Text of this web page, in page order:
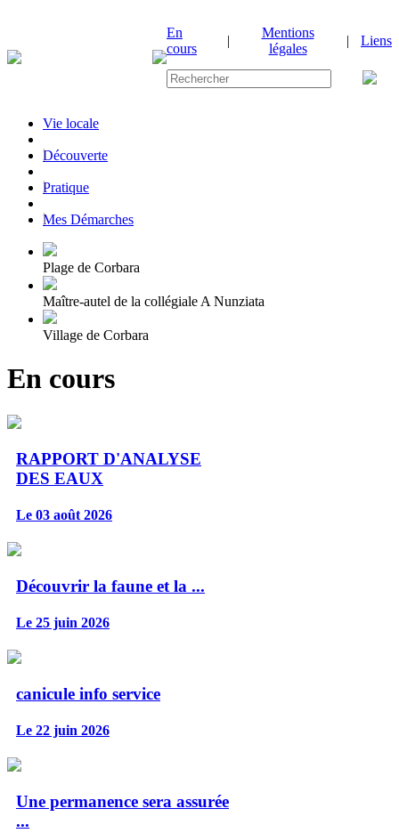
En
cours
|
Mentions
légales
| Liens
Vie locale
|Découverte
|Pratique
|Mes Démarches
Plage de Corbara
Maître-autel de la collégiale A Nunziata
Village de Corbara
En cours
RAPPORT D'ANALYSE
DES EAUX
Le 03 août 2026
Découvrir la faune et la ...
Le 25 juin 2026
canicule info service
Le 22 juin 2026
Une permanence sera assurée
...